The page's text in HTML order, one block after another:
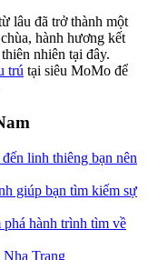
lâu đã trở thành một
hành hương kết
nhiên tại đây.
trú tại siêu MoMo để
linh thiêng bạn nên
giúp bạn tìm kiếm sự
hành trình tìm về
Trang